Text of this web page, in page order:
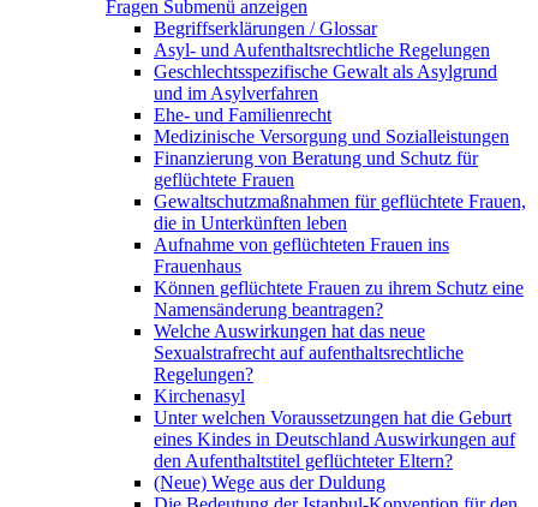
Fragen Submenü anzeigen
Begriffserklärungen / Glossar
Asyl- und Aufenthaltsrechtliche Regelungen
Geschlechtsspezifische Gewalt als Asylgrund
und im Asylverfahren
Ehe- und Familienrecht
Medizinische Versorgung und Sozialleistungen
Finanzierung von Beratung und Schutz für
geflüchtete Frauen
Gewaltschutzmaßnahmen für geflüchtete Frauen,
die in Unterkünften leben
Aufnahme von geflüchteten Frauen ins
Frauenhaus
Können geflüchtete Frauen zu ihrem Schutz eine
Namensänderung beantragen?
Welche Auswirkungen hat das neue
Sexualstrafrecht auf aufenthaltsrechtliche
Regelungen?
Kirchenasyl
Unter welchen Voraussetzungen hat die Geburt
eines Kindes in Deutschland Auswirkungen auf
den Aufenthaltstitel geflüchteter Eltern?
(Neue) Wege aus der Duldung